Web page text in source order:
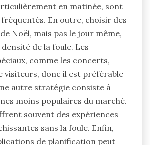
en matinée, sont
En outre, choisir des
Noël, mais pas le jour même,
de la foule. Les
comme les concerts,
visiteurs, donc il est préférable
autre stratégie consiste à
moins populaires du marché.
souvent des expériences
sans la foule. Enfin,
de planification peut